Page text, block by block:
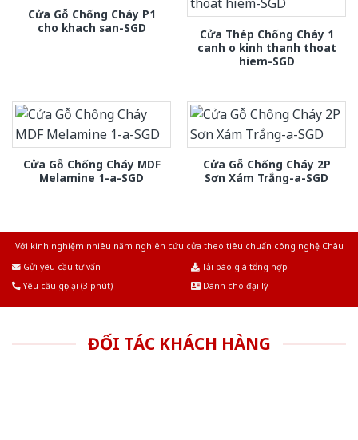
Cửa Gỗ Chống Cháy P1
cho khach san-SGD
Cửa Thép Chống Cháy 1
canh o kinh thanh thoat
hiem-SGD
Cửa Gỗ Chống Cháy MDF
Melamine 1-a-SGD
Cửa Gỗ Chống Cháy 2P
Sơn Xám Trắng-a-SGD
Với kinh nghiệm nhiêu năm nghiên cứu cửa theo tiêu chuẩn công nghệ Châu
Gửi yêu cầu tư vấn
Tải báo giá tổng hợp
Yêu cầu gọi lại (3 phút)
Dành cho đại lý
ĐỐI TÁC KHÁCH HÀNG